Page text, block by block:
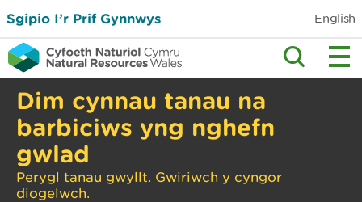
Sgipio I’r Prif Gynnwys English
Dim cynnau tanau na
barbiciws yng nghefn
gwlad
Perygl tanau gwyllt. Gwiriwch y cyngor
diogelwch.